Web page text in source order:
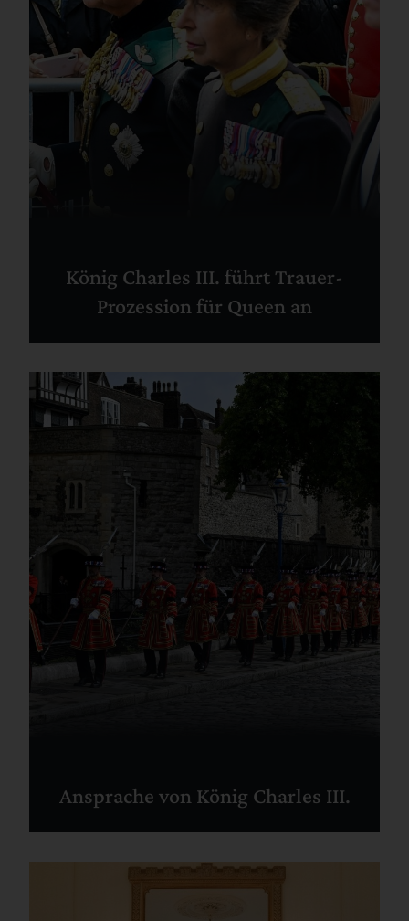
König Charles III. führt Trauer-
Prozession für Queen an
Ansprache von König Charles III.